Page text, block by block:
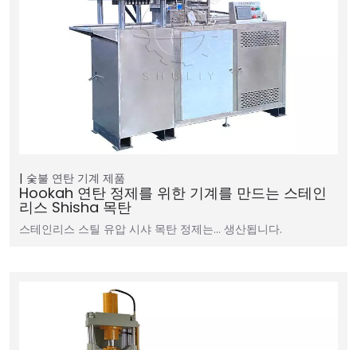
숯불 연탄 기계 제품
Hookah 연탄 정제를 위한 기계를 만드는 스테인
리스 Shisha 목탄
스테인리스 스틸 유압 시샤 목탄 정제는… 생산됩니다.